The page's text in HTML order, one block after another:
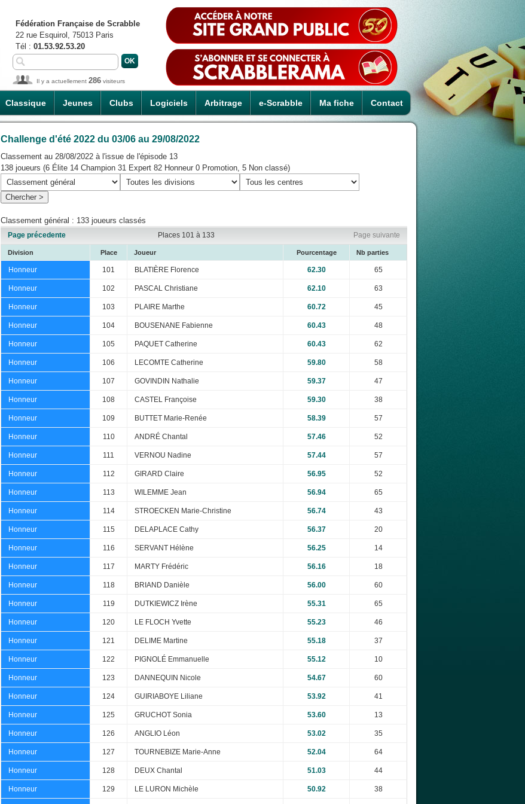
Classique Jeunes Clubs Logiciels Arbitrage e-Scrabble Ma fiche Contact
Fédération Française de Scrabble
22 rue Esquirol, 75013 Paris
Tél : 01.53.92.53.20
Il y a actuellement 286 visiteurs
Challenge d'été 2022 du 03/06 au 29/08/2022
Classement au 28/08/2022 à l'issue de l'épisode 13
138 joueurs (6 Élite 14 Champion 31 Expert 82 Honneur 0 Promotion, 5 Non classé)
Classement général : 133 joueurs classés
Page précedente Places 101 à 133 Page suivante
Division Place Joueur Pourcentage Nb parties
Honneur 101 BLATIÈRE Florence 62.30 65
Honneur 102 PASCAL Christiane 62.10 63
Honneur 103 PLAIRE Marthe 60.72 45
Honneur 104 BOUSENANE Fabienne 60.43 48
Honneur 105 PAQUET Catherine 60.43 62
Honneur 106 LECOMTE Catherine 59.80 58
Honneur 107 GOVINDIN Nathalie 59.37 47
Honneur 108 CASTEL Françoise 59.30 38
Honneur 109 BUTTET Marie-Renée 58.39 57
Honneur 110 ANDRÉ Chantal 57.46 52
Honneur 111 VERNOU Nadine 57.44 57
Honneur 112 GIRARD Claire 56.95 52
Honneur 113 WILEMME Jean 56.94 65
Honneur 114 STROECKEN Marie-Christine 56.74 43
Honneur 115 DELAPLACE Cathy 56.37 20
Honneur 116 SERVANT Hélène 56.25 14
Honneur 117 MARTY Frédéric 56.16 18
Honneur 118 BRIAND Danièle 56.00 60
Honneur 119 DUTKIEWICZ Irène 55.31 65
Honneur 120 LE FLOCH Yvette 55.23 46
Honneur 121 DELIME Martine 55.18 37
Honneur 122 PIGNOLÉ Emmanuelle 55.12 10
Honneur 123 DANNEQUIN Nicole 54.67 60
Honneur 124 GUIRIABOYE Liliane 53.92 41
Honneur 125 GRUCHOT Sonia 53.60 13
Honneur 126 ANGLIO Léon 53.02 35
Honneur 127 TOURNEBIZE Marie-Anne 52.04 64
Honneur 128 DEUX Chantal 51.03 44
Honneur 129 LE LURON Michèle 50.92 38